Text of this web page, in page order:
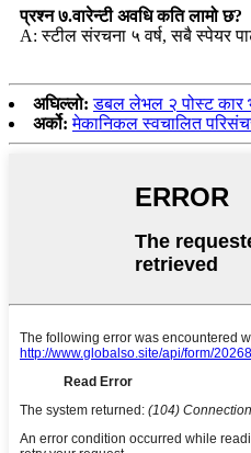
प्रश्न ७.वारेन्टी अवधि कति लामो छ?
A: स्टील संरचना ५ वर्ष, सबै स्पेयर
अघिल्लो: डबल लेभल २ पोस्ट कार
अर्को: मेकानिकल स्वचालित